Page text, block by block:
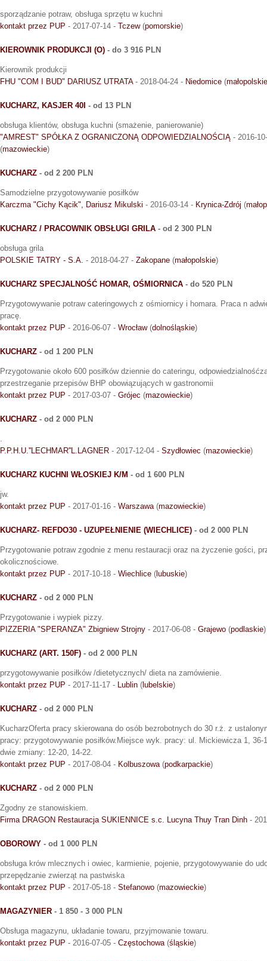
sporządzanie potraw, obsługa sprzętu w kuchni
kontakt przez PUP - 2017-07-14 - Tczew(pomorskie)
KIEROWNIK PRODUKCJI (O) - do 3 916 PLN
Kierownik produkcji
FHU "COM I BUD" DARIUSZ UTRATA- 2018-04-24 - Niedomice (małopolskie
KUCHARZ, KASJER 40I - od 13 PLN
obsługa klientów, obsługa kuchni (smażenie, panierowanie)
"AMREST" SPÓŁKA Z OGRANICZONĄ ODPOWIEDZIALNOŚCIĄ - 2016-
(mazowieckie)
KUCHARZ - od 2 200 PLN
Samodzielne przygotowywanie posiłków
Karczma "Cichy Kącik", Dariusz Mikulski - 2016-03-14 - Krynica-Zdrój (
KUCHARZ / PRACOWNIK OBSŁUGI GRILA - od 2 300 PLN
obsługa grila
POLSKIE TATRY - S.A. - 2018-04-27 - Zakopane (małopolskie)
KUCHARZ SPECJALNOŚĆ HOMAR, OŚMIORNICA - do 520 PLN
Przygotowywanie potraw cateringowych z ośmiornicy i homara. Praca n
pracę.
kontakt przez PUP - 2016-06-07 - Wrocław(dolnośląskie)
KUCHARZ - od 1 200 PLN
Przygotowanie około 600 posiłków dziennie do cateringu,
przestrzeganie przepisów BHP obowiązujących w gastronomii
kontakt przez PUP - 2017-03-07 - Grójec (mazowieckie)
KUCHARZ - od 2 000 PLN
P.P.H.U.''LECHMAR''L.LAGNER - 2017-12-04 - Szydłowiec (mazowieckie)
KUCHARZ KUCHNI WŁOSKIEJ K/M - od 1 600 PLN
jw.
kontakt przez PUP - 2017-01-16 - Warszawa (mazowieckie)
KUCHARZ- REFDO30 - UZUPEŁNIENIE (WIECHLICE) - od 2 000 PLN
Przygotowanie potraw zgodnie z menu restauracji oraz na życzenie gości,
okolicznościowe.
kontakt przez PUP - 2017-10-18 - Wiechlice (lubuskie)
KUCHARZ - od 2 000 PLN
Przygotowanie i wypiek pizzy.
PIZZERIA "SPERANZA" Zbigniew Strojny - 2017-06-08 - Grajewo (podlaskie)
KUCHARZ (ART. 150F) - od 2 000 PLN
przygotowywanie posiłków /dietetycznych/ dieta na zamówienie.
kontakt przez PUP - 2017-11-17 - Lublin (lubelskie)
KUCHARZ - od 2 000 PLN
KucharzOferta pracy skierowana do osób bezrobotnych do 30 r.ż. z
pracy: przygotowywanie posiłków.Miejsce wyk. pracy: ul. Mickiewicza 1,
dwie zmiany: 12-20, 14-22.
kontakt przez PUP - 2017-08-04 - Kolbuszowa (podkarpackie)
KUCHARZ - od 2 000 PLN
Zgodny ze stanowiskiem.
Firma DRAGON Restauracja SUKIENNICE s.c. Lucyna Thuy Tran Dinh -
OBOROWY - od 1 000 PLN
obsługa krów mlecznych i owiec, karmienie, pojenie, przygotowywanie do
przepędzanie zwierząt na pastwiska
kontakt przez PUP - 2017-05-18 - Stefanowo (mazowieckie)
MAGAZYNIER - 1 850 - 3 000 PLN
Obsługa magazynu, układanie towaru, przyjmowanie towaru.
kontakt przez PUP - 2016-07-05 - Częstochowa (śląskie)